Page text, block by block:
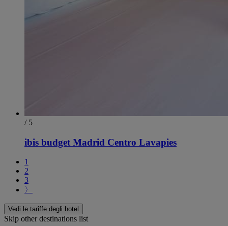
/ 5
ibis budget Madrid Centro Lavapies
1
2
3
〉
Vedi le tariffe degli hotel
Skip other destinations list